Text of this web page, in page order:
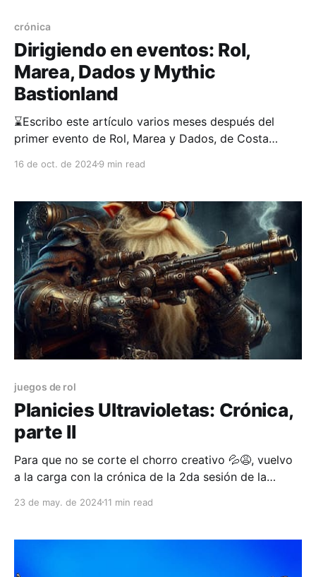
crónica
Dirigiendo en eventos: Rol,
Marea, Dados y Mythic
Bastionland
⌛Escribo este artículo varios meses después del
primer evento de Rol, Marea y Dados, de Costa
Imagino que se ha perdido un poco la primicia de
contar un poco de mi experiencia dirigiendo
16 de oct. de 20249 min read
juegos de rol
Planicies Ultravioletas: Crónica,
parte II
Para que no se corte el chorro creativo 💦😩, vuelvo
a la carga con la crónica de la 2da sesión de la
más, juego sobre el que vengo escribiendo
23 de may. de 202411 min read